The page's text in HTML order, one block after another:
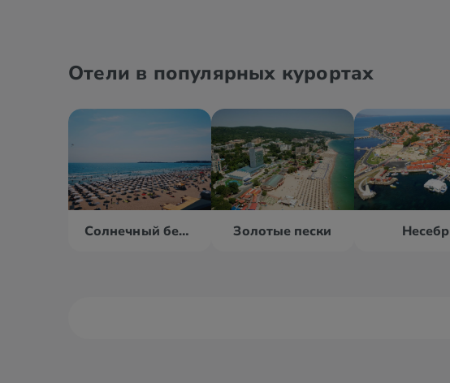
Отели в популярных курортах
Солнечный берег Золотые пески Несебр